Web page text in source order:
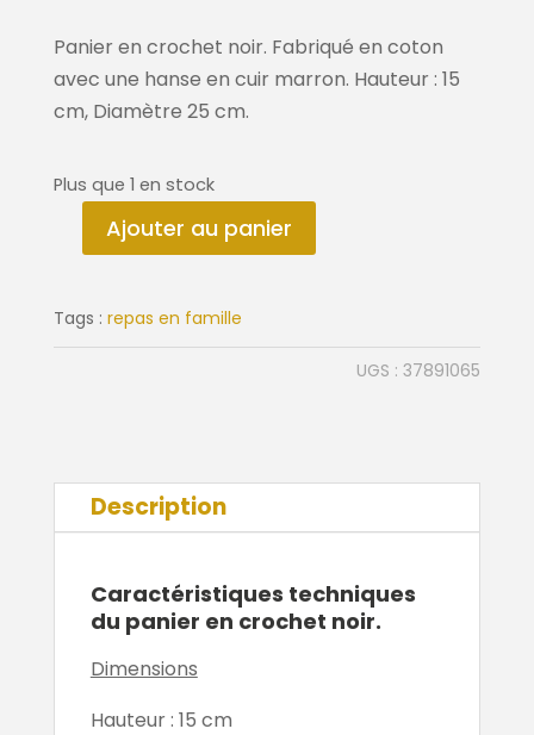
Panier en crochet noir. Fabriqué en coton
avec une hanse en cuir marron. Hauteur : 15
cm, Diamètre 25 cm.
Plus que 1 en stock
quantité
Panier
Ajouter au panier
Tags : repas en famille
UGS :37891065
Description
Caractéristiques techniques
du panier en crochet noir.
Dimensions
Hauteur : 15 cm